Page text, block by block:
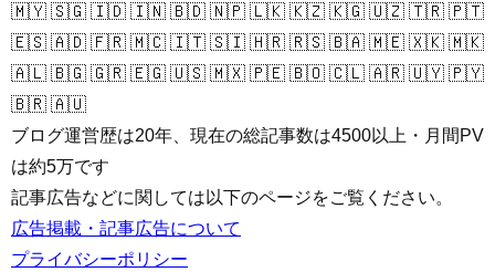
🇲🇾 🇸🇬 🇮🇩 🇮🇳 🇧🇩 🇳🇵 🇱🇰 🇰🇿 🇰🇬 🇺🇿 🇹🇷 🇵🇹
🇪🇸 🇦🇩 🇫🇷 🇲🇨 🇮🇹 🇸🇮 🇭🇷 🇷🇸 🇧🇦 🇲🇪 🇽🇰 🇲🇰
🇦🇱 🇧🇬 🇬🇷 🇪🇬 🇺🇸 🇲🇽 🇵🇪 🇧🇴 🇨🇱 🇦🇷 🇺🇾 🇵🇾
🇧🇷 🇦🇺
ブログ運営歴は20年、現在の総記事数は4500以上・月間PV
は約5万です
記事広告などに関しては以下のページをご覧ください。
広告掲載・記事広告について
プライバシーポリシー